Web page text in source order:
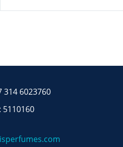
314 6023760
5110160